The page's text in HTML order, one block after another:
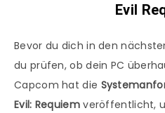
Evil
Bevor du dich in den
du prüfen, ob dein PC
Capcom hat die
Evil: Requiemveröffentlicht,